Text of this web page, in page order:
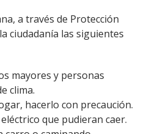
a través de Protección
ciudadanía las siguientes
mayores y personas
clima.
hacerlo con precaución.
que pudieran caer.